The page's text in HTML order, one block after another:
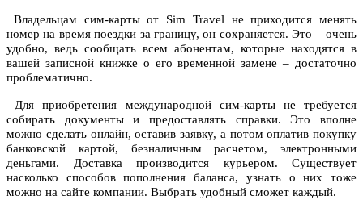
Владельцам сим-карты от Sim Travel не приходится менять
номер на время поездки за границу, он сохраняется. Это – очень
удобно, ведь сообщать всем абонентам, которые находятся в
вашей записной книжке о его временной замене – достаточно
проблематично.
Для приобретения международной сим-карты не требуется
собирать документы и предоставлять справки. Это вполне
можно сделать онлайн, оставив заявку, а потом оплатив покупку
банковской картой, безналичным расчетом, электронными
деньгами. Доставка производится курьером. Существует
насколько способов пополнения баланса, узнать о них тоже
можно на сайте компании. Выбрать удобный сможет каждый.